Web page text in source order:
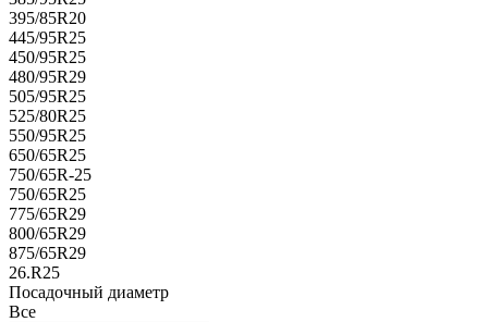
395/85R20
445/95R25
450/95R25
480/95R29
505/95R25
525/80R25
550/95R25
650/65R25
750/65R-25
750/65R25
775/65R29
800/65R29
875/65R29
26.R25
Посадочный диаметр
Все